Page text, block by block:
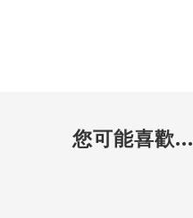
您可能喜歡...